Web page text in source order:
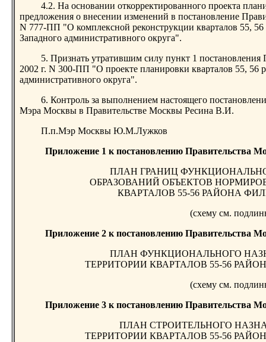
4.2. На основании откорректированного проекта
предложения о внесении изменений в постановление
N 777-ПП "О комплексной реконструкции кварталов 55,
Западного административного округа".
5. Признать утратившим силу пункт 1 постановления
2002 г. N 300-ПП "О проекте планировки кварталов 55, 56
административного округа".
6. Контроль за выполнением настоящего
Мэра Москвы в Правительстве Москвы Ресина В.И.
П.п.Мэр Москвы Ю.М.Лужков
Приложение 1 к постановлению Правительства
ПЛАН ГРАНИЦ
ОБРАЗОВАНИЙ ОБЪЕКТОВ
КВАРТАЛОВ 55-56 РАЙОНА
(схему см.
Приложение 2 к постановлению Правительства
ПЛАН ФУНКЦИОНАЛЬНОГО
ТЕРРИТОРИИ КВАРТАЛОВ 55-56
(схему см.
Приложение 3 к постановлению Правительства
ПЛАН СТРОИТЕЛЬНОГО
ТЕРРИТОРИИ КВАРТАЛОВ 55-56